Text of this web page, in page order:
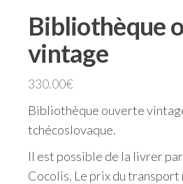
Bibliothèque
vintage
330.00€
Bibliothèque ouverte
tchécoslovaque.
Il est possible de la livrer
Cocolis. Le prix du transport